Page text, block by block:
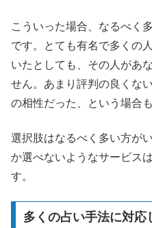
こういった場合、なるべく
です。とても有名で多くの
いたとしても、その人があ
せん。あまり評判の良くな
の相性だった、という場合
選択肢はなるべく多い方が
か選べないようなサービス
す。
多くの占い手法に対応